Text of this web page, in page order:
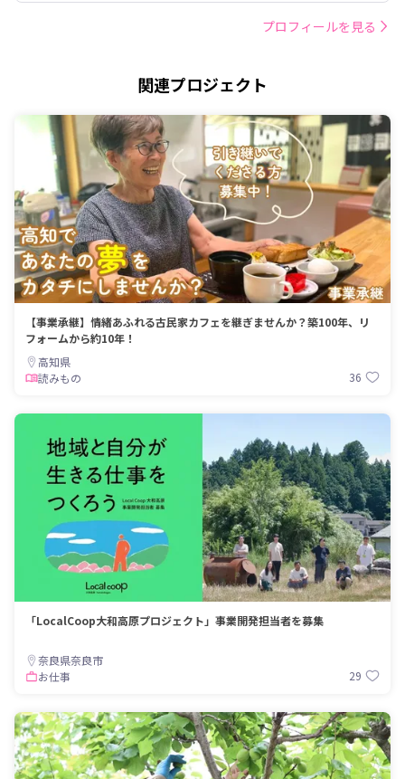
プロフィールを見る
関連プロジェクト
【事業承継】情緒あふれる古民家カフェを継ぎませんか？築100年、リ
フォームから約10年！
高知県
読みもの
36
「LocalCoop大和高原プロジェクト」事業開発担当者を募集
奈良県奈良市
お仕事
29